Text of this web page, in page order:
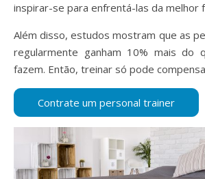
inspirar-se para enfrentá-las da melhor
Além disso, estudos mostram que as
regularmente ganham 10% mais do
fazem. Então, treinar só pode